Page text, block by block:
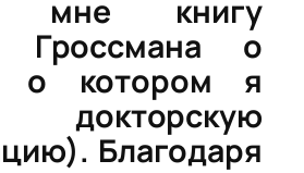
мне книгу
Гроссмана о
о котором я
Благодаря